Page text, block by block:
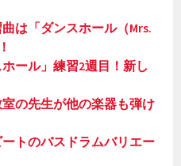
は「ダンスホール（Mrs.
ール」練習2週目！新し
の先生が他の楽器も弾け
トのバスドラムバリエー